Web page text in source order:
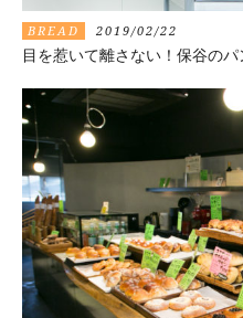
BREAD 2019/02/22
目を惹いて離さない！保谷のパ